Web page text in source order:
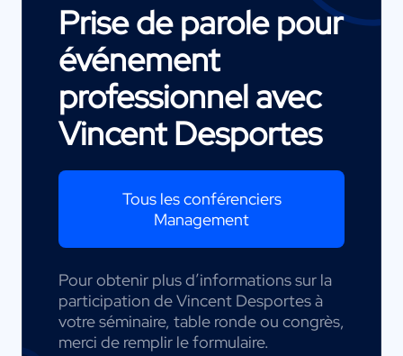
Prise de parole pour
événement
professionnel avec
Vincent Desportes
Tous les conférenciers
Management
Pour obtenir plus d’informations sur la
participation de Vincent Desportes à
votre séminaire, table ronde ou congrès,
merci de remplir le formulaire.